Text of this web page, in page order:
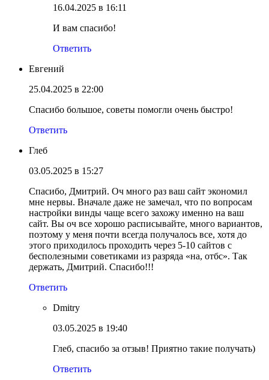
16.04.2025 в 16:11
И вам спасибо!
Ответить
Евгений
25.04.2025 в 22:00
Спасибо большое, советы помогли очень быстро!
Ответить
Глеб
03.05.2025 в 15:27
Спасибо, Дмитрий. Оч много раз ваш сайт экономил
мне нервы. Вначале даже не замечал, что по вопросам
настройки винды чаще всего захожу именно на ваш
сайт. Вы оч все хорошо расписывайте, много вариантов,
поэтому у меня почти всегда получалось все, хотя до
этого приходилось проходить через 5-10 сайтов с
бесполезными советиками из разряда «на, отбс». Так
держать, Дмитрий. Спасибо!!!
Ответить
Dmitry
03.05.2025 в 19:40
Глеб, спасибо за отзыв! Приятно такие получать)
Ответить